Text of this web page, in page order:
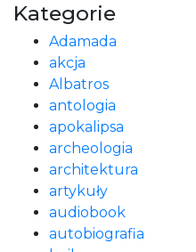
Kategorie
Adamada
akcja
Albatros
antologia
apokalipsa
archeologia
architektura
artykuły
audiobook
autobiografia